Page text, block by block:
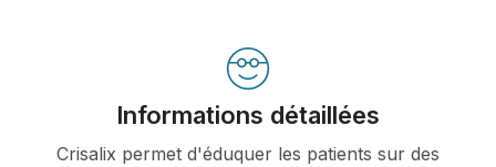
Informations détaillées
Crisalix permet d'éduquer les patients sur des